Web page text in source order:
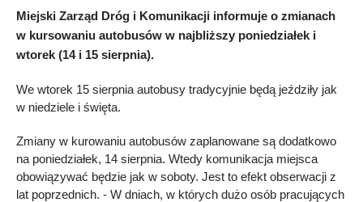
Miejski Zarząd Dróg i Komunikacji informuje o zmianach
w kursowaniu autobusów w najbliższy poniedziałek i
wtorek (14 i 15 sierpnia).
We wtorek 15 sierpnia autobusy tradycyjnie będą jeździły jak
w niedziele i święta.
Zmiany w kurowaniu autobusów zaplanowane są dodatkowo
na poniedziałek, 14 sierpnia. Wtedy komunikacja miejsca
obowiązywać będzie jak w soboty. Jest to efekt obserwacji z
lat poprzednich. - W dniach, w których dużo osób pracujących